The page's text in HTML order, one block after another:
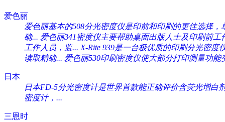
爱色丽
爱色丽基本的508分光密度仪是印前和印刷的更佳选择，
确... 爱色丽341密度仪主要帮助桌面出版人士及印刷前工
工作人员，监... X-Rite 939是一台极优质的印刷分光密度
读取精确... 爱色丽530印刷密度仪使大部分打印测量功能
日本
日本FD-5分光密度计是世界首款能正确评价含荧光增白
密度计，...
三恩时